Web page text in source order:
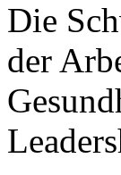
Die
der